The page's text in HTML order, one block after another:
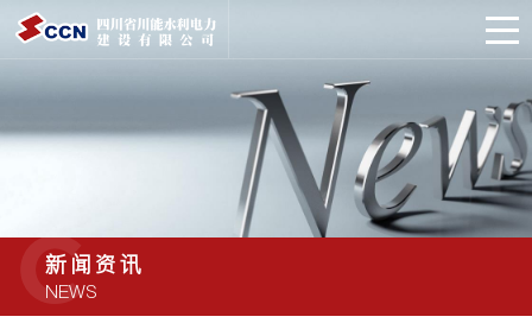
新闻资讯
NEWS
C